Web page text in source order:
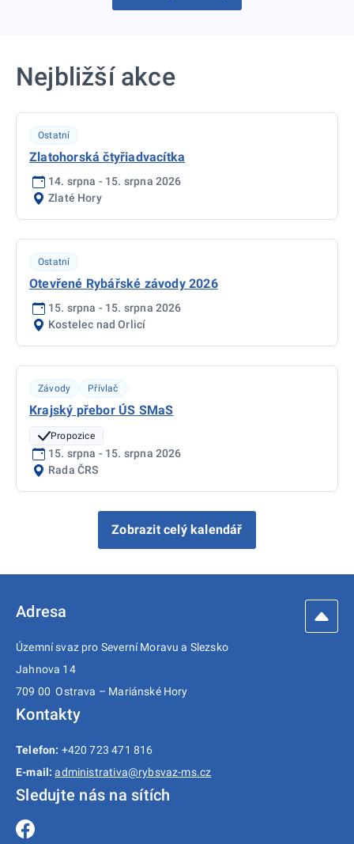
Nejbližší akce
Ostatní
Zlatohorská čtyřiadvacítka
14. srpna - 15. srpna 2026
Zlaté Hory
Ostatní
Otevřené Rybářské závody 2026
15. srpna - 15. srpna 2026
Kostelec nad Orlicí
Závody Přívlač
Krajský přebor ÚS SMaS
Propozice
15. srpna - 15. srpna 2026
Rada ČRS
Zobrazit celý kalendář
Adresa
Územní svaz pro Severní Moravu a Slezsko
Jahnova 14
709 00 Ostrava – Mariánské Hory
Kontakty
Telefon: +420 723 471 816
E-mail: administrativa@rybsvaz-ms.cz
Sledujte nás na sítích